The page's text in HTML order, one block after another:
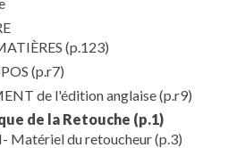
(p.123)
(p.r7)
de l'édition anglaise(p.r9)
de la Retouche (p.1)
Matériel du retoucheur(p.3)